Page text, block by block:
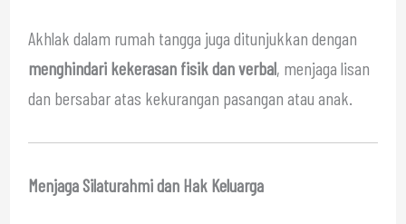
Akhlak dalam rumah tangga juga ditunjukkan dengan
menghindari kekerasan fisik dan verbal, menjaga lisan
dan bersabar atas kekurangan pasangan atau anak.
Menjaga Silaturahmi dan Hak Keluarga